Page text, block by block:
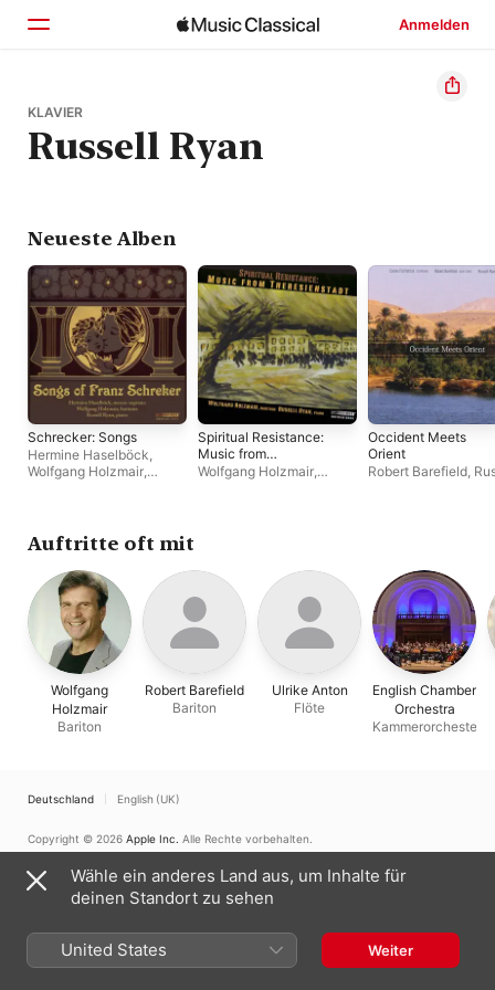
Anmelden
Startseite
Entdecken
KLAVIER
Russell Ryan
Neueste Alben
Schrecker: Songs
Hermine Haselböck,
Wolfgang Holzmair,
Spiritual Resistance:
Music from
Theresienstadt
Wolfgang Holzmair,
Occident Meets
Orient
Robert Barefield,
Auftritte oft mit
Wolfgang
Holzmair
Bariton
Robert Barefield
Bariton
Ulrike Anton
Flöte
English Chamber
Orchestra
Kammerorchester
Deutschland English (UK)
Copyright © 2026 Apple Inc. Alle Rechte vorbehalten.
Cookie-Warnung
Support Feedback
Wähle ein anderes Land aus, um Inhalte für
deinen Standort zu sehen
United States Weiter